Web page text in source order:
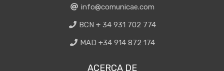
info@comunicae.com
BCN + 34 931 702 774
MAD +34 914 872 174
ACERCA DE